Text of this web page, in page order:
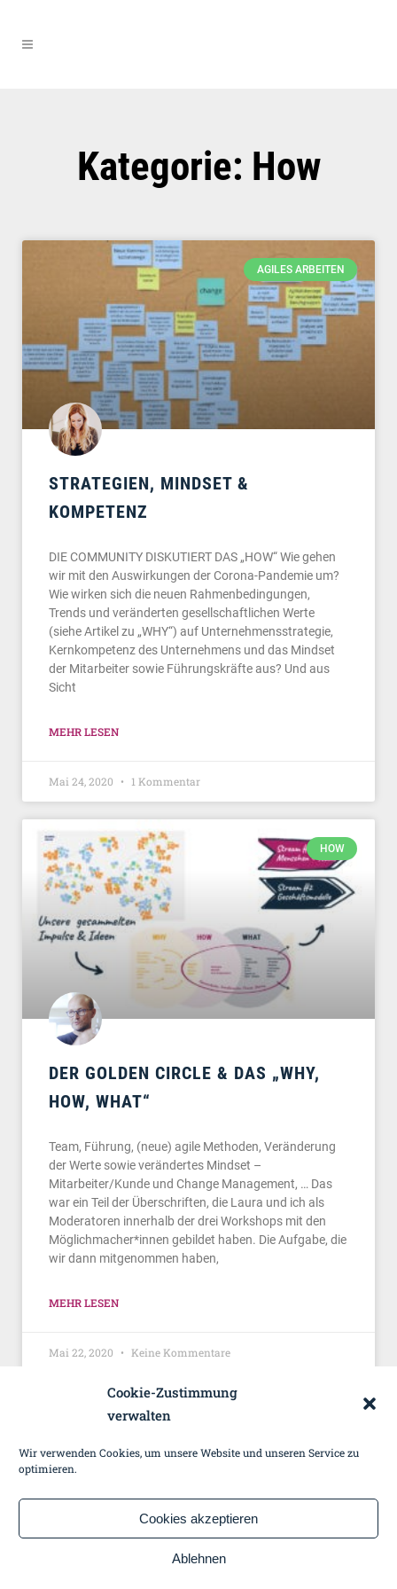
Cookie-Zustimmung
verwalten
Wir verwenden Cookies, um unsere Website und unseren Service zu
optimieren.
Cookies akzeptieren
Ablehnen
Kategorie: How
AGILES ARBEITEN
STRATEGIEN, MINDSET &
KOMPETENZ
DIE COMMUNITY DISKUTIERT DAS „HOW“ Wie gehen
wir mit den Auswirkungen der Corona-Pandemie um?
Wie wirken sich die neuen Rahmenbedingungen,
Trends und veränderten gesellschaftlichen Werte
(siehe Artikel zu „WHY“) auf Unternehmensstrategie,
Kernkompetenz des Unternehmens und das Mindset
der Mitarbeiter sowie Führungskräfte aus? Und aus
Sicht
MEHR LESEN
Mai 24, 2020 1 Kommentar
HOW
DER GOLDEN CIRCLE & DAS „WHY,
HOW, WHAT“
Team, Führung, (neue) agile Methoden, Veränderung
der Werte sowie verändertes Mindset –
Mitarbeiter/Kunde und Change Management, … Das
war ein Teil der Überschriften, die Laura und ich als
Moderatoren innerhalb der drei Workshops mit den
Möglichmacher*innen gebildet haben. Die Aufgabe, die
wir dann mitgenommen haben,
MEHR LESEN
Mai 22, 2020 Keine Kommentare
Copyright 2023 by pm result
KONTAKT